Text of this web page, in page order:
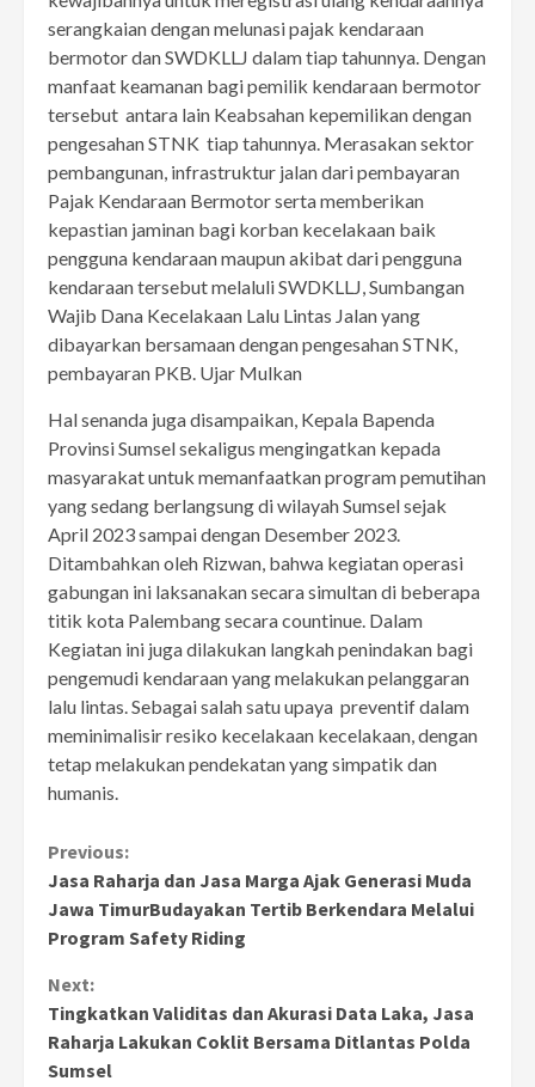
serangkaian dengan melunasi pajak kendaraan
bermotor dan SWDKLLJ dalam tiap tahunnya. Dengan
manfaat keamanan bagi pemilik kendaraan bermotor
tersebut antara lain Keabsahan kepemilikan dengan
pengesahan STNK tiap tahunnya. Merasakan sektor
pembangunan, infrastruktur jalan dari pembayaran
Pajak Kendaraan Bermotor serta memberikan
kepastian jaminan bagi korban kecelakaan baik
pengguna kendaraan maupun akibat dari pengguna
kendaraan tersebut melaluli SWDKLLJ, Sumbangan
Wajib Dana Kecelakaan Lalu Lintas Jalan yang
dibayarkan bersamaan dengan pengesahan STNK,
pembayaran PKB. Ujar Mulkan
Hal senanda juga disampaikan, Kepala Bapenda
Provinsi Sumsel sekaligus mengingatkan kepada
masyarakat untuk memanfaatkan program pemutihan
yang sedang berlangsung di wilayah Sumsel sejak
April 2023 sampai dengan Desember 2023.
Ditambahkan oleh Rizwan, bahwa kegiatan operasi
gabungan ini laksanakan secara simultan di beberapa
titik kota Palembang secara countinue. Dalam
Kegiatan ini juga dilakukan langkah penindakan bagi
pengemudi kendaraan yang melakukan pelanggaran
lalu lintas. Sebagai salah satu upaya preventif dalam
meminimalisir resiko kecelakaan kecelakaan, dengan
tetap melakukan pendekatan yang simpatik dan
humanis.
Continue
Reading
Previous:
Jasa Raharja dan Jasa Marga Ajak Generasi Muda
Jawa TimurBudayakan Tertib Berkendara Melalui
Program Safety Riding
Next:
Tingkatkan Validitas dan Akurasi Data Laka, Jasa
Raharja Lakukan Coklit Bersama Ditlantas Polda
Sumsel